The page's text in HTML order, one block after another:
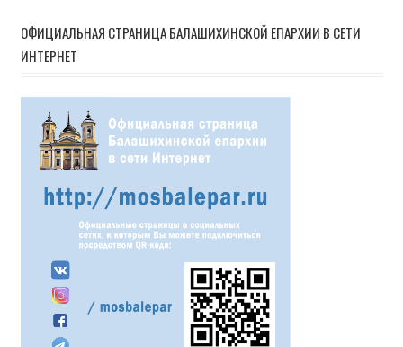
записям
ОФИЦИАЛЬНАЯ СТРАНИЦА БАЛАШИХИНСКОЙ ЕПАРХИИ В СЕТИ
ИНТЕРНЕТ